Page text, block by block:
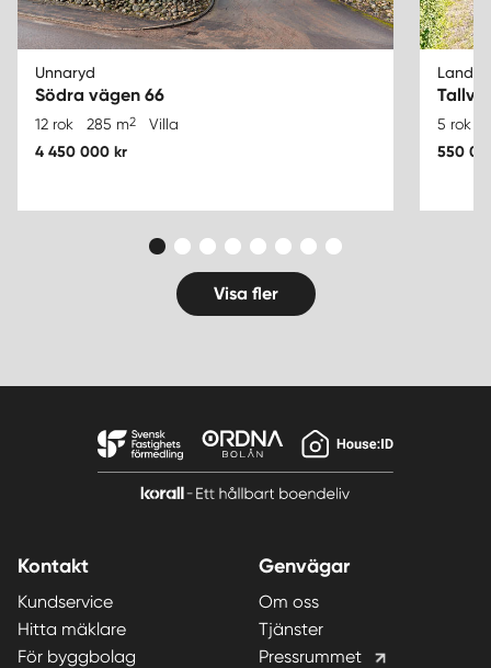
Unnaryd
Södra vägen 66
12 rok 285 m2 Villa
4 450 000 kr
5 rok
550
Visa fler
Kontakt
Kundservice
Hitta mäklare
För byggbolag
Genvägar
Om oss
Tjänster
Pressrummet